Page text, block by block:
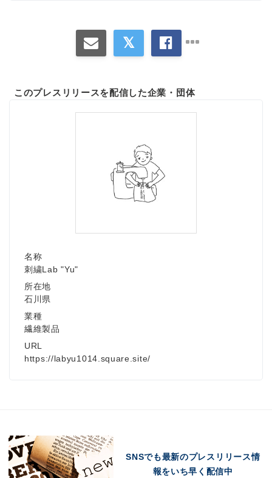
このプレスリリースを配信した企業・団体
名称
刺繍Lab "Yu"
所在地
石川県
業種
繊維製品
URL
https://labyu1014.square.site/
SNSでも最新のプレスリリース情
報をいち早く配信中